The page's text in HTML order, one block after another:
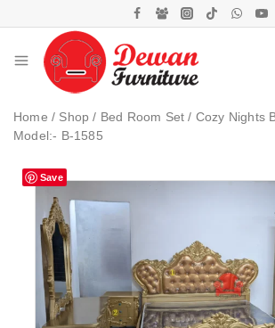
Home / Shop / Bed Room Set / Cozy Nights
Model:- B-1585
Save